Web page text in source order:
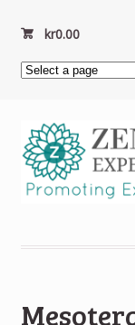
kr0.00